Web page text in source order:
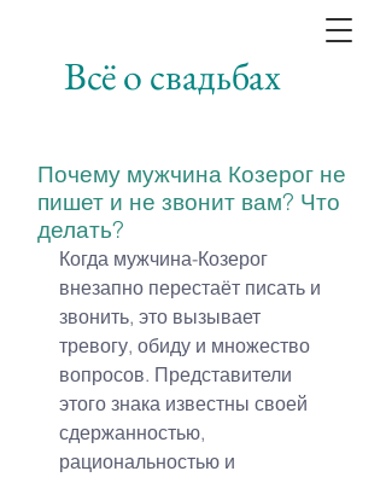
Всё о свадьбах
Почему мужчина Козерог не
пишет и не звонит вам? Что
делать?
Когда мужчина-Козерог
внезапно перестаёт писать и
звонить, это вызывает
тревогу, обиду и множество
вопросов. Представители
этого знака известны своей
сдержанностью,
рациональностью и